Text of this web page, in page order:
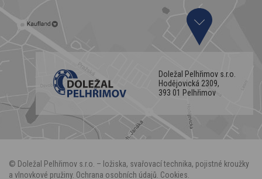
Doležal Pelhřimov s.r.o.
Hodějovická 2309,
393 01 Pelhřimov
© Doležal Pelhřimov s.r.o. – ložiska, svařovací technika, pojistné kroužky
a vlnovkové pružiny. Ochrana osobních údajů Cookies